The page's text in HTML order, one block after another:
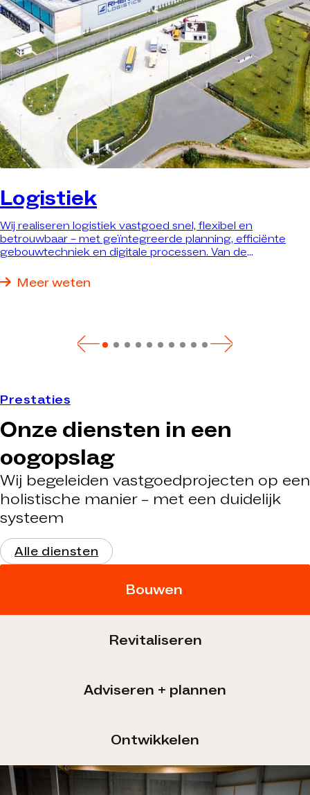
Logistiek
Wij realiseren logistiek vastgoed snel, flexibel en
betrouwbaar – met geïntegreerde planning, efficiënte
gebouwtechniek en digitale processen. Van de
nieuwbouw: wij realiseren precies het pand dat optimaal
aan uw eisen voldoet.
Meer weten
Prestaties
Onze diensten in een
oogopslag
Wij begeleiden vastgoedprojecten op een
holistische manier – met een duidelijk
systeem
Alle diensten
Bouwen
Revitaliseren
Adviseren + plannen
Ontwikkelen